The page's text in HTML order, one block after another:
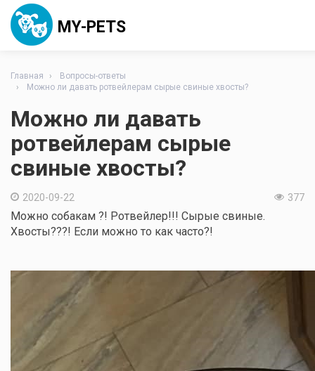
MY-PETS
Главная
Вопросы-ответы
Можно ли давать ротвейлерам сырые свиные хвосты?
Можно ли давать
ротвейлерам сырые
свиные хвосты?
2020-09-22 377
Можно собакам ?! Ротвейлер!!! Сырые свиные.
Хвосты???! Если можно то как часто?!